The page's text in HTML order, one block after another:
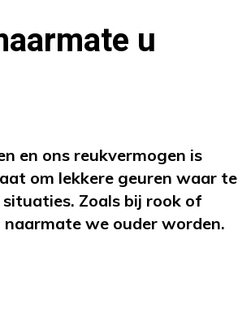
u
en ons reukvermogen is
om lekkere geuren waar te
Zoals bij rook of
we ouder worden.